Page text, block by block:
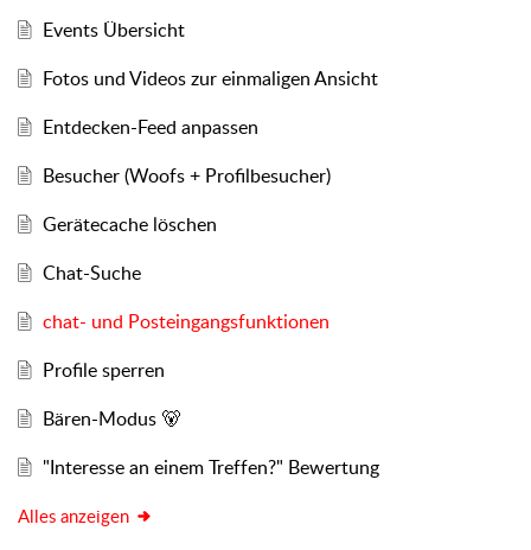
Events Übersicht
Fotos und Videos zur einmaligen Ansicht
Entdecken-Feed anpassen
Besucher (Woofs + Profilbesucher)
Gerätecache löschen
Chat-Suche
chat- und Posteingangsfunktionen
Profile sperren
Bären-Modus 🐻
"Interesse an einem Treffen?" Bewertung
Alles anzeigen